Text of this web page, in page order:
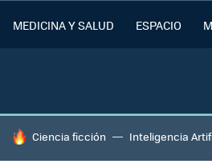
MEDICINA Y SALUD ESPACIO
HOY SE HABLA DE
Ciencia ficción Inteligencia